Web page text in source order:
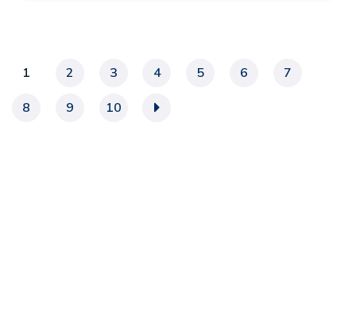
1 2 3 4 5 6
7
8
9 10 »